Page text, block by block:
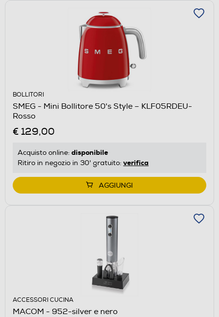
BOLLITORI
SMEG - Mini Bollitore 50's Style – KLF05RDEU-
Rosso
€ 129,00
Acquisto online: disponibile
Ritiro in negozio in 30' gratuito: verifica
AGGIUNGI
ACCESSORI CUCINA
MACOM - 952-silver e nero